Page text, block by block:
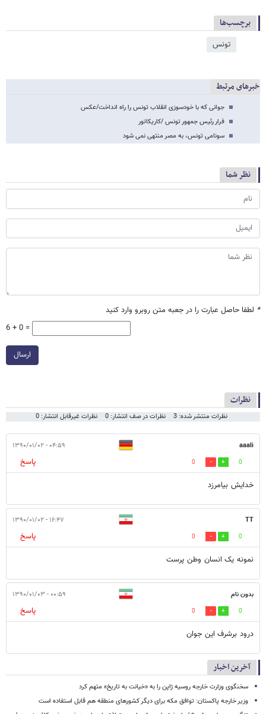
برچسب‌ها
تونس
خبرهای مرتبط
جوانی که با خودسوزی انقلاب تونس را راه انداخت/عکس
فرار رئیس جمهور تونس /کاریکاتور
سونامی تونس، به مصر منتهی نمی شود
نظر شما
* لطفا حاصل عبارت را در جعبه متن روبرو وارد کنید
6 + 0 =
ارسال
نظرات
نظرات منتشر شده: 3 نظرات در صف انتشار: 0 نظرات غیرقابل انتشار: 0
aaali ۰۴:۵۹ - ۱۳۹۰/۰۱/۰۲
0
0
پاسخ
خدایش بیامرزد
TT ۱۶:۴۷ - ۱۳۹۰/۰۱/۰۲
0
0
پاسخ
نمونه یک انسان وطن پرست
بدون نام ۰۰:۵۹ - ۱۳۹۰/۰۱/۰۳
0
0
پاسخ
درود برشرف این جوان
آخرین اخبار
سخنگوی وزارت خارجه روسیه ژاپن را به «خیانت به تاریخ» متهم کرد
وزیر خارجه پاکستان: توافق مکه برای دیگر کشورهای منطقه هم قابل استفاده است